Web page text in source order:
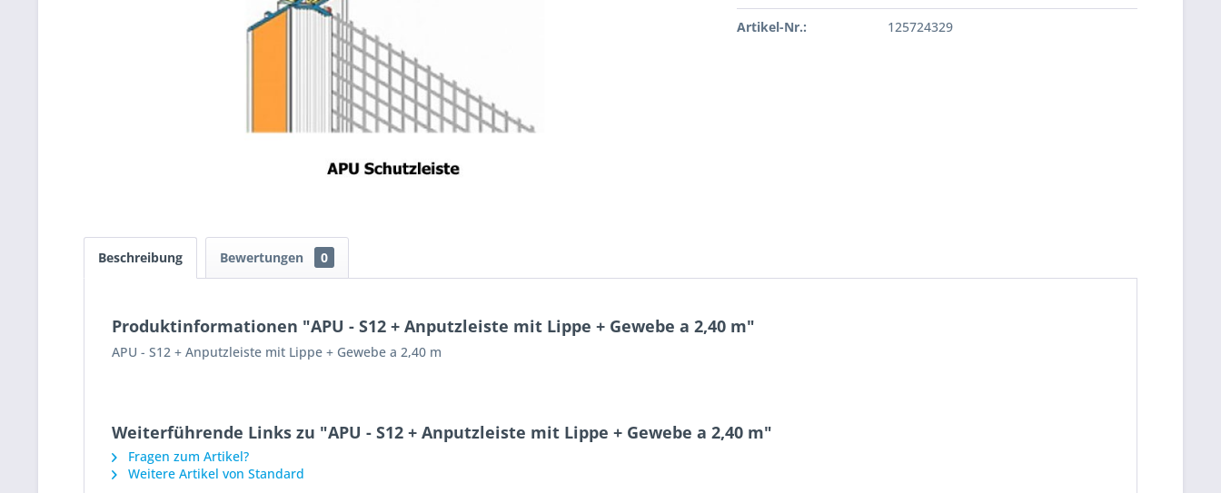
Artikel-Nr.: 125724329
Beschreibung Bewertungen 0
Produktinformationen "APU - S12 + Anputzleiste mit Lippe + Gewebe a 2,40 m"
APU - S12 + Anputzleiste mit Lippe + Gewebe a 2,40 m
Weiterführende Links zu "APU - S12 + Anputzleiste mit Lippe + Gewebe a 2,40 m"
Fragen zum Artikel?
Weitere Artikel von Standard